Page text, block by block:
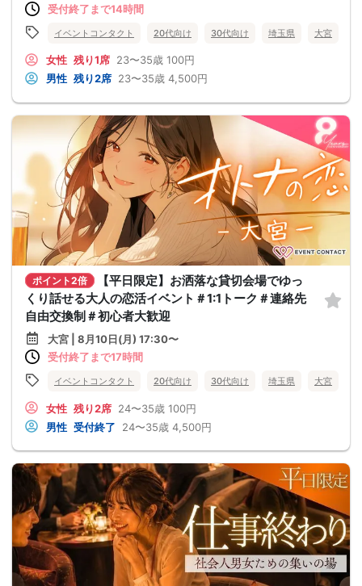
受付終了まで14時間
イベントコンタクト 20代向け 30代向け 埼玉県 大宮
女性 残り1席 23〜35歳 100円
男性 残り2席 23〜35歳 4,500円
ポイント2倍
【平日限定】お洒落な貸切会場でゆっ
くり話せる大人の恋活イベント＃1:1トーク＃連絡先
自由交換制＃初心者大歓迎
大宮 | 8月10日(月) 17:30〜
受付終了まで17時間
イベントコンタクト 20代向け 30代向け 埼玉県 大宮
女性 残り2席 24〜35歳 100円
男性 受付終了 24〜35歳 4,500円